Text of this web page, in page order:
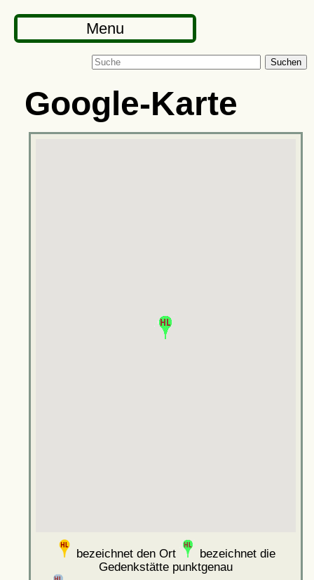
Menu
Suchen
Google-Karte
bezeichnet den Ort
bezeichnet die
Gedenkstätte punktgenau